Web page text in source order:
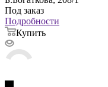
Под заказ
Подробности
Купить